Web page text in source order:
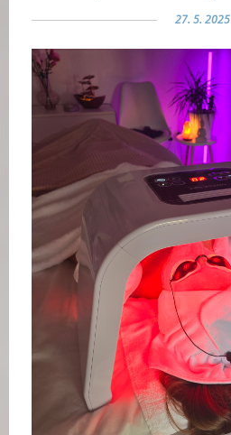
27. 5. 2025